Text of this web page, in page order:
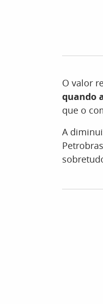
O valor
quando
que o
A
Petrobras